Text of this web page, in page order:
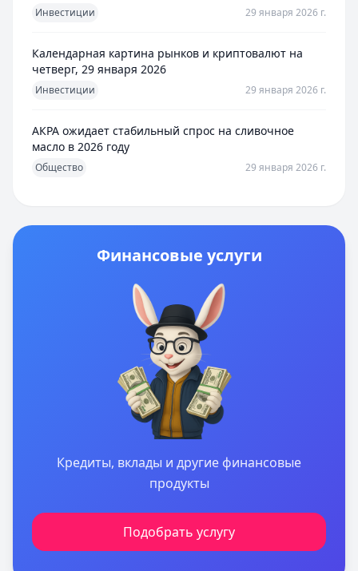
Инвестиции 29 января 2026 г.
Календарная картина рынков и криптовалют на
четверг, 29 января 2026
Инвестиции 29 января 2026 г.
АКРА ожидает стабильный спрос на сливочное
масло в 2026 году
Общество 29 января 2026 г.
Финансовые услуги
Кредиты, вклады и другие финансовые
продукты
Подобрать услугу